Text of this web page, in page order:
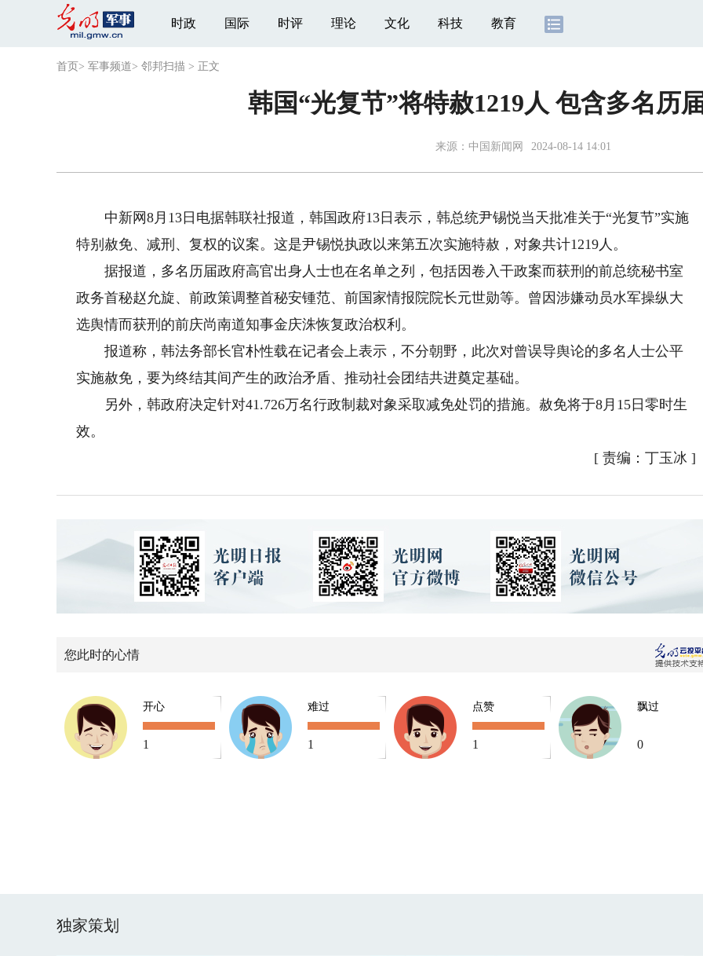
时政 国际 时评 理论 文化 科技 教育
首页 > 军事频道> 邻邦扫描 > 正文
韩国“光复节”将特赦1219人 包含多名历
来源： 中国新闻网 2024-08-14 14:01
中新网8月13日电据韩联社报道，韩国政府13日表示，韩总统尹锡悦当天批准关于“光复节”实施
特别赦免、减刑、复权的议案。这是尹锡悦执政以来第五次实施特赦，对象共计1219人。
据报道，多名历届政府高官出身人士也在名单之列，包括因卷入干政案而获刑的前总统秘书室
政务首秘赵允旋、前政策调整首秘安锺范、前国家情报院院长元世勋等。曾因涉嫌动员水军操纵大
选舆情而获刑的前庆尚南道知事金庆洙恢复政治权利。
报道称，韩法务部长官朴性载在记者会上表示，不分朝野，此次对曾误导舆论的多名人士公平
实施赦免，要为终结其间产生的政治矛盾、推动社会团结共进奠定基础。
另外，韩政府决定针对41.726万名行政制裁对象采取减免处罚的措施。赦免将于8月15日零时生
效。
[ 责编：丁玉冰 ]
您此时的心情
开心
1
难过
1
点赞
1
飘过
0
独家策划